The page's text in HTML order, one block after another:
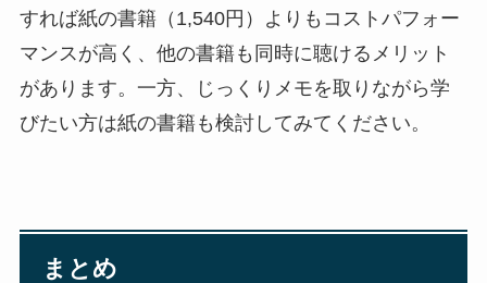
すれば紙の書籍（1,540円）よりもコストパフォー
マンスが高く、他の書籍も同時に聴けるメリット
があります。一方、じっくりメモを取りながら学
びたい方は紙の書籍も検討してみてください。
まとめ